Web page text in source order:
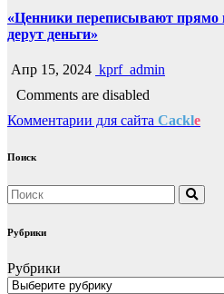
«Ценники переписывают прямо
дерут деньги»
Апр 15, 2024 kprf_admin
Comments are disabled
Комментарии для сайта Cackle
Поиск
Рубрики
Рубрики